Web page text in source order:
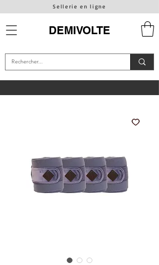
Sellerie en ligne
DEMIVOLTE